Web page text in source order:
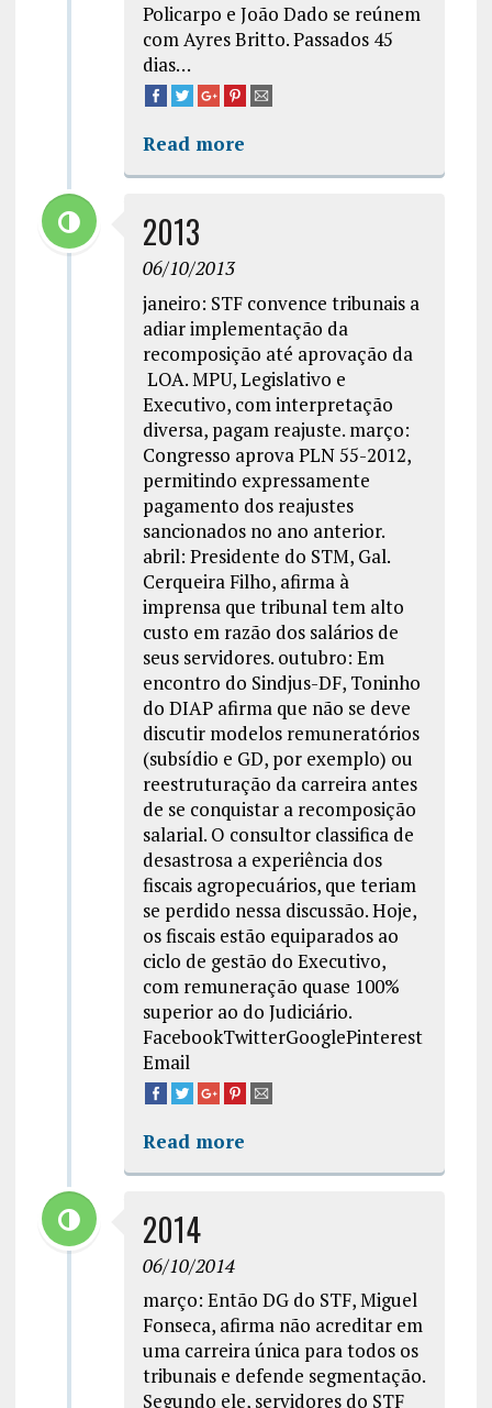
Policarpo e João Dado se reúnem
com Ayres Britto. Passados 45
dias…
Read more
2013
06/10/2013
janeiro: STF convence tribunais a
adiar implementação da
recomposição até aprovação da
LOA. MPU, Legislativo e
Executivo, com interpretação
diversa, pagam reajuste. março:
Congresso aprova PLN 55-2012,
permitindo expressamente
pagamento dos reajustes
sancionados no ano anterior.
abril: Presidente do STM, Gal.
Cerqueira Filho, afirma à
imprensa que tribunal tem alto
custo em razão dos salários de
seus servidores. outubro: Em
encontro do Sindjus-DF, Toninho
do DIAP afirma que não se deve
discutir modelos remuneratórios
(subsídio e GD, por exemplo) ou
reestruturação da carreira antes
de se conquistar a recomposição
salarial. O consultor classifica de
desastrosa a experiência dos
fiscais agropecuários, que teriam
se perdido nessa discussão. Hoje,
os fiscais estão equiparados ao
ciclo de gestão do Executivo,
com remuneração quase 100%
superior ao do Judiciário.
FacebookTwitterGooglePinterest
Email
Read more
2014
06/10/2014
março: Então DG do STF, Miguel
Fonseca, afirma não acreditar em
uma carreira única para todos os
tribunais e defende segmentação.
Segundo ele, servidores do STF